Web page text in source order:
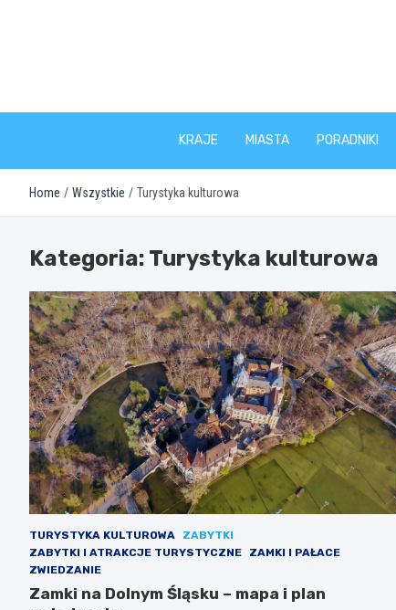
KRAJE MIASTA PORADNIKI
Home Wszystkie Turystyka kulturowa
Kategoria: Turystyka kulturowa
TURYSTYKA KULTUROWA
ZABYTKI
ZABYTKI I ATRAKCJE TURYSTYCZNE
ZAMKI I PAŁACE
ZWIEDZANIE
Zamki na Dolnym Śląsku – mapa i plan